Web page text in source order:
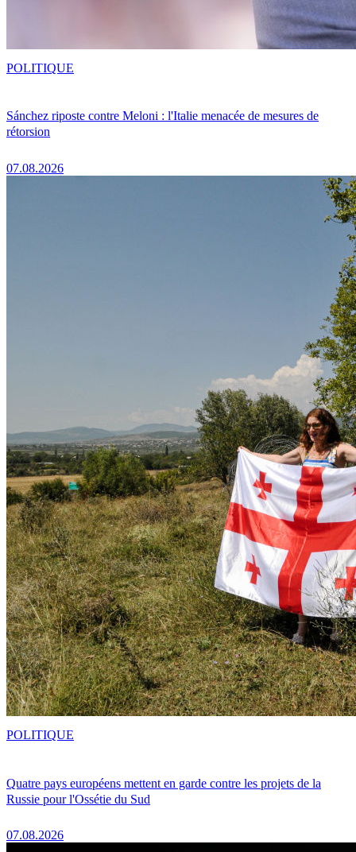
Sánchez riposte contre Meloni : l'Italie menacée de mesures de
rétorsion
07.08.2026
POLITIQUE
Quatre pays européens mettent en garde contre les projets de la
Russie pour l'Ossétie du Sud
07.08.2026
POLITIQUE